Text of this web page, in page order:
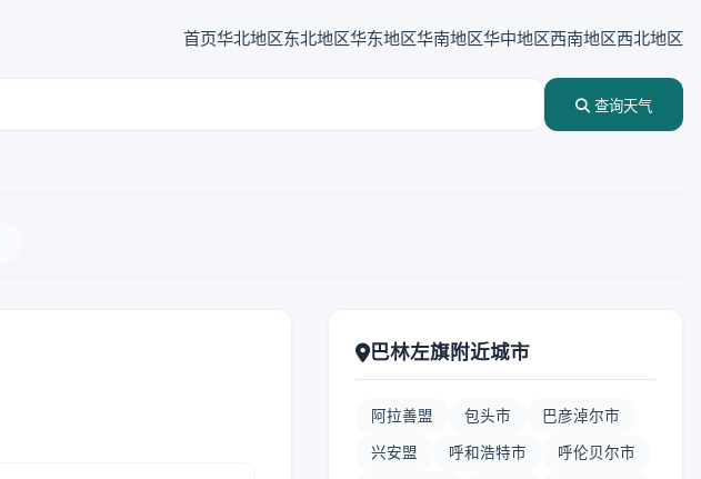
首页华北地区东北地区华东地区华南地区华中地区西南地区西北地区
查询天气
巴林左旗附近城市
阿拉善盟 包头市 巴彦淖尔市
兴安盟 呼和浩特市 呼伦贝尔市